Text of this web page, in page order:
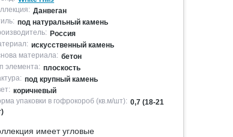
Данвеган
под натуральный камень
Россия
искусственный камень
материала: бетон
элемента: плоскость
под крупный камень
коричневый
упаковки в гофрокороб (кв.м/шт): 0,7 (18-21
имеет угловые